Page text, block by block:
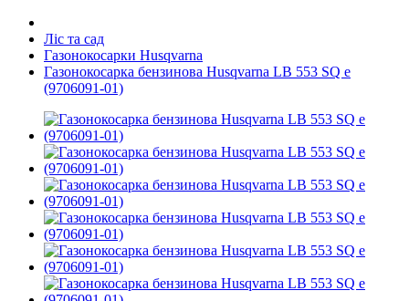
Ліс та сад
Газонокосарки Husqvarna
Газонокосарка бензинова Husqvarna LB 553 SQ e
(9706091-01)